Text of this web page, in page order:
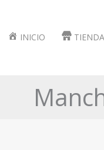
INICIO TIENDA